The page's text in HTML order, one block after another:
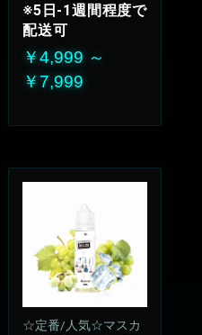
※5日-1週間程度で
配送可
￥4,999 ～
￥7,999
☆定番/人気☆マスカ